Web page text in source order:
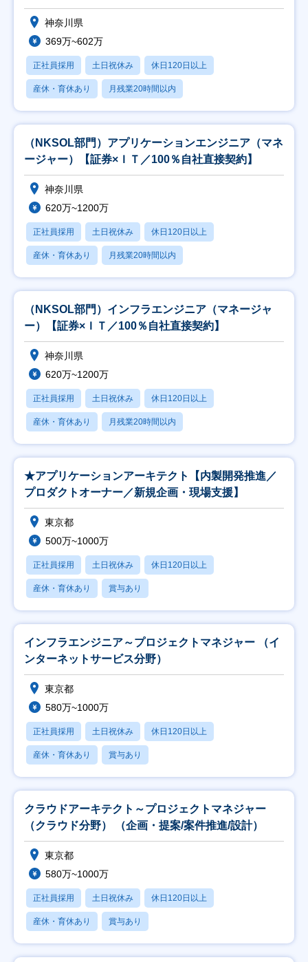
神奈川県
369万~602万
正社員採用 土日祝休み 休日120日以上
産休・育休あり 月残業20時間以内
（NKSOL部門）アプリケーションエンジニア（マネ
ージャー）【証券×ＩＴ／100％自社直接契約】
神奈川県
620万~1200万
正社員採用 土日祝休み 休日120日以上
産休・育休あり 月残業20時間以内
（NKSOL部門）インフラエンジニア（マネージャ
ー）【証券×ＩＴ／100％自社直接契約】
神奈川県
620万~1200万
正社員採用 土日祝休み 休日120日以上
産休・育休あり 月残業20時間以内
★アプリケーションアーキテクト【内製開発推進／
プロダクトオーナー／新規企画・現場支援】
東京都
500万~1000万
正社員採用 土日祝休み 休日120日以上
産休・育休あり 賞与あり
インフラエンジニア～プロジェクトマネジャー （イ
ンターネットサービス分野）
東京都
580万~1000万
正社員採用 土日祝休み 休日120日以上
産休・育休あり 賞与あり
クラウドアーキテクト～プロジェクトマネジャー
（クラウド分野） （企画・提案/案件推進/設計）
東京都
580万~1000万
正社員採用 土日祝休み 休日120日以上
産休・育休あり 賞与あり